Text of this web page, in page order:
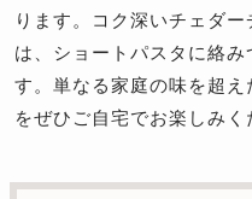
ります。コク深いチェダ
は、ショートパスタに絡
す。単なる家庭の味を超
をぜひご自宅でお楽しみく